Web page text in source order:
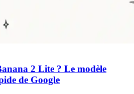
2 Lite ? Le modèle
de Google